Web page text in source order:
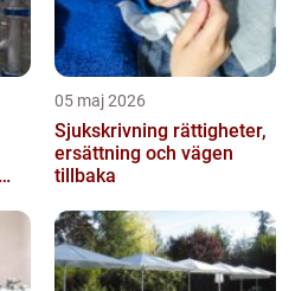
05 maj 2026
Sjukskrivning rättigheter,
ersättning och vägen
tillbaka